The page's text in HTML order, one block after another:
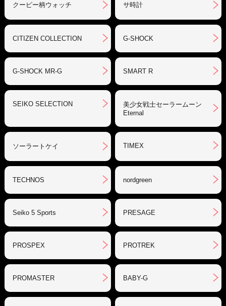
クーピー柄ウォッチ サ時計
CITIZEN COLLECTION G-SHOCK
G-SHOCK MR-G SMART R
SEIKO SELECTION
美少女戦士セーラームーン
Eternal
ソーラートケイ TIMEX
TECHNOS nordgreen
Seiko 5 Sports PRESAGE
PROSPEX PROTREK
PROMASTER BABY-G